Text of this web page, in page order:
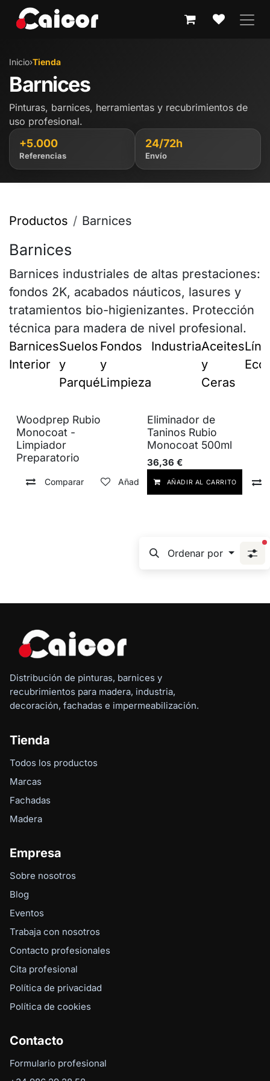
Inicio›Tienda
Barnices
Pinturas, barnices, herramientas y recubrimientos de
uso profesional.
+5.000
Referencias
24/72h
Envío
Productos Barnices
Barnices
Barnices industriales de altas prestaciones:
fondos 2K, acabados náuticos, lasures y
tratamientos bio-higienizantes. Protección
técnica para madera de nivel profesional.
Barnices
Interior
Suelos
y
Parqué
Fondos
y
Limpieza
IndustriaAceites
y
Ceras
Woodprep Rubio
Monocoat -
Limpiador
Preparatorio
Comparar Añadir a lista de deseos
Eliminador de
Taninos Rubio
Monocoat 500ml
36,36 €
AÑADIR AL CARRITO
Ordenar por
Distribución de pinturas, barnices y
recubrimientos para madera, industria,
decoración, fachadas e impermeabilización.
Tienda
Todos los productos
Marcas
Fachadas
Madera
Empresa
Sobre nosotros
Blog
Eventos
Trabaja con nosotros
Contacto profesionales
Cita profesional
Política de privacidad
Política de cookies
Contacto
Formulario profesional